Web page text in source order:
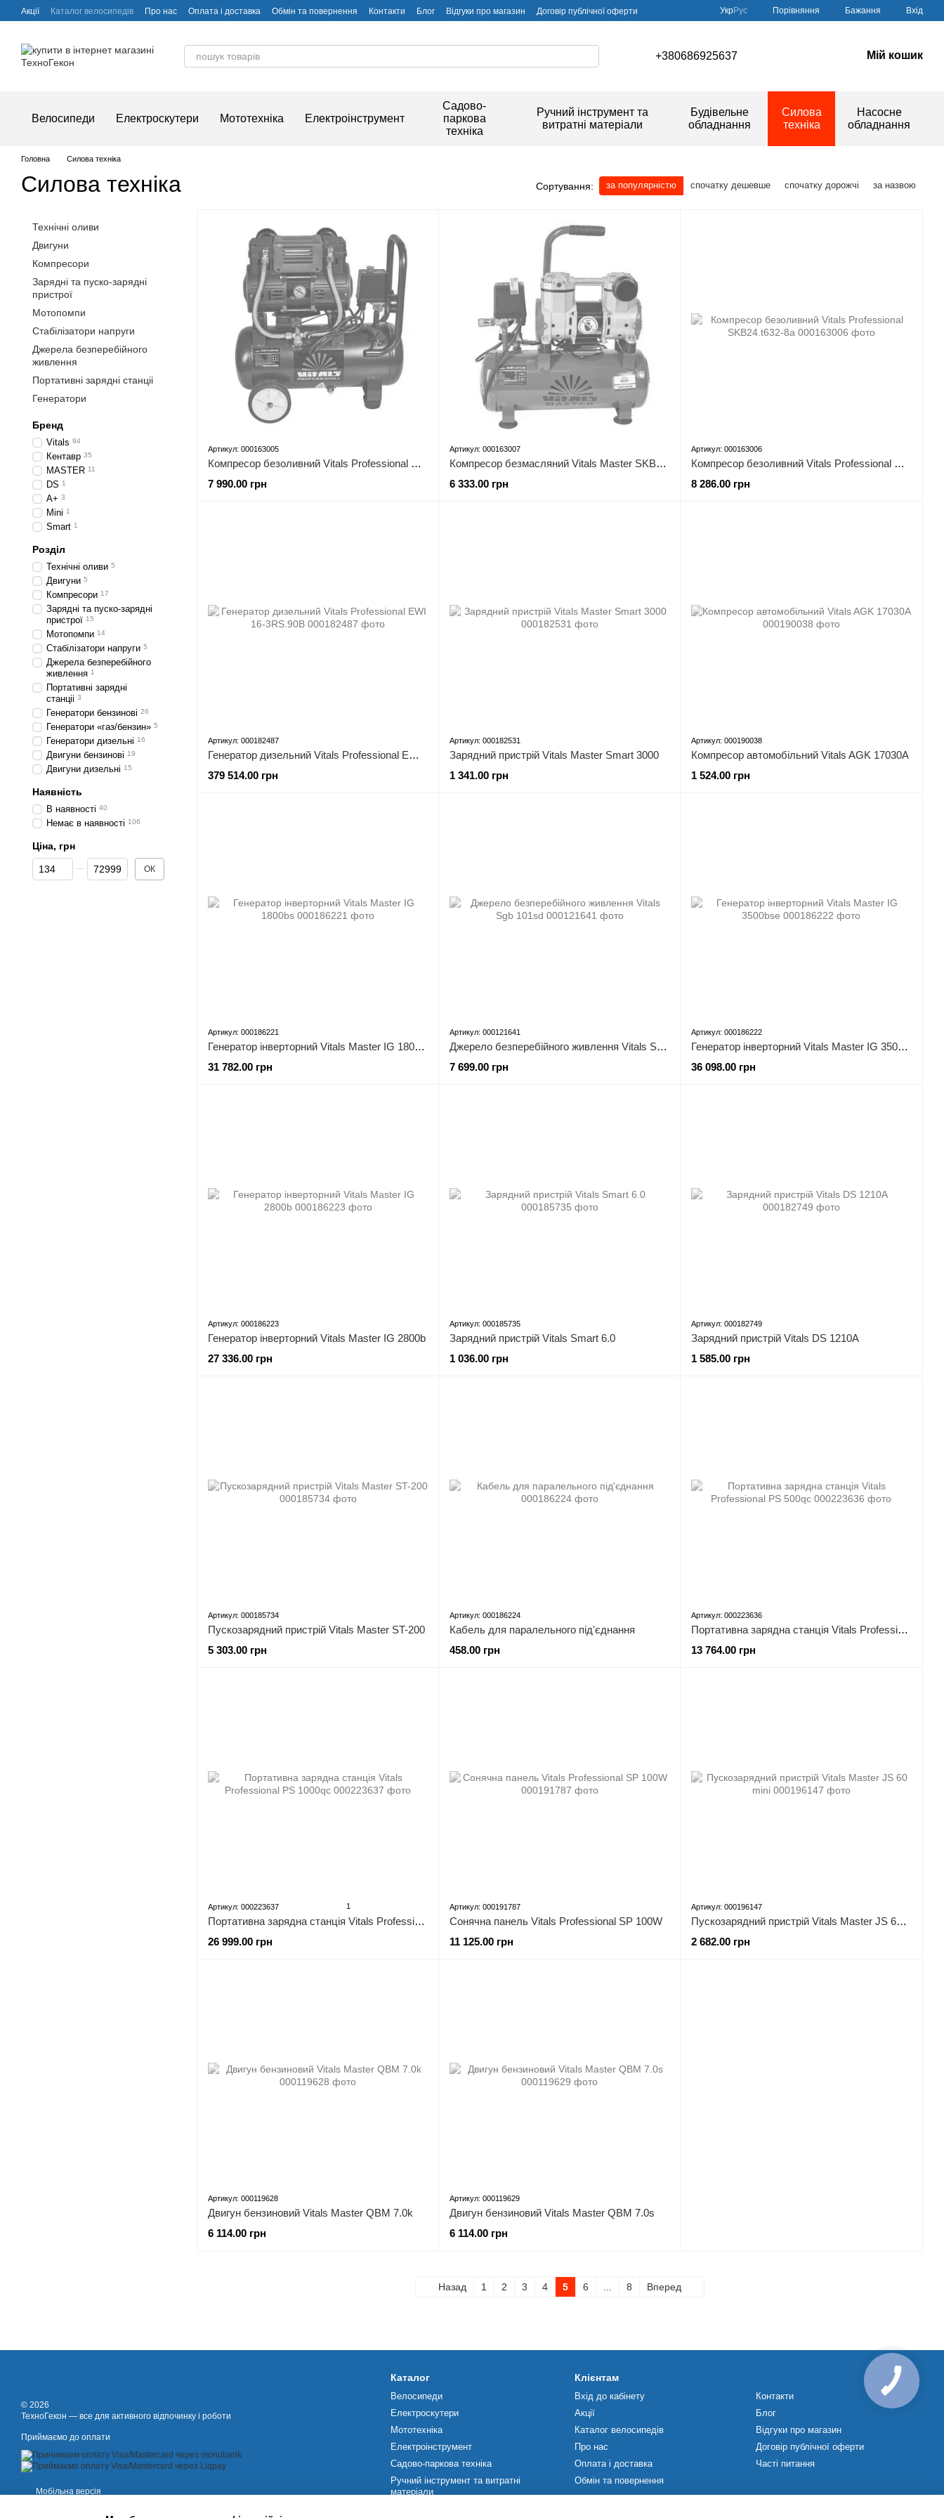
Перейти до основного контенту
Акції Каталог велосипедів Про нас Оплата і доставка Обмін та повернення Контакти Блог Відгуки про магазин
Договір публічної оферти
УкрРус Порівняння Бажання Вхід
+380686925637 Мій кошик
Велосипеди Електроскутери Мототехніка Електроінструмент
Садово-
паркова
техніка
Ручний інструмент та
витратні матеріали
Будівельне
обладнання
Силова
техніка
Насосне
обладнання
Головна Силова техніка
Силова техніка Сортування: за популярністю спочатку дешевше спочатку дорожчі за назвою
Артикул: 000163005
Компресор безоливний Vitals Professional SKB12.t632-8a
7 990.00 грн
Артикул: 000163007
Компресор безмасляний Vitals Master SKB9.t572-8a
6 333.00 грн
Артикул: 000163006
Компресор безоливний Vitals Professional SKB24.t632-8a
8 286.00 грн
Артикул: 000182487
Генератор дизельний Vitals Professional EWI 16-3RS.90B
379 514.00 грн
Артикул: 000182531
Зарядний пристрій Vitals Master Smart 3000
1 341.00 грн
Артикул: 000190038
Компресор автомобільний Vitals AGK 17030A
1 524.00 грн
Артикул: 000186221
Генератор інверторний Vitals Master IG 1800bs
31 782.00 грн
Артикул: 000121641
Джерело безперебійного живлення Vitals Sgb 101sd
7 699.00 грн
Артикул: 000186222
Генератор інверторний Vitals Master IG 3500bse
36 098.00 грн
Артикул: 000186223
Генератор інверторний Vitals Master IG 2800b
27 336.00 грн
Артикул: 000185735
Зарядний пристрій Vitals Smart 6.0
1 036.00 грн
Артикул: 000182749
Зарядний пристрій Vitals DS 1210A
1 585.00 грн
Артикул: 000185734
Пускозарядний пристрій Vitals Master ST-200
5 303.00 грн
Артикул: 000186224
Кабель для паралельного під'єднання
458.00 грн
Артикул: 000223636
Портативна зарядна станція Vitals Professional PS 500qc
13 764.00 грн
Артикул: 000223637 1
Портативна зарядна станція Vitals Professional PS 1000qc
26 999.00 грн
Артикул: 000191787
Сонячна панель Vitals Professional SP 100W
11 125.00 грн
Артикул: 000196147
Пускозарядний пристрій Vitals Master JS 60 mini
2 682.00 грн
Артикул: 000119628
Двигун бензиновий Vitals Master QBM 7.0k
6 114.00 грн
Артикул: 000119629
Двигун бензиновий Vitals Master QBM 7.0s
6 114.00 грн
Назад 1 2 3 4 5 6 8 Вперед
Технічні оливи
Двигуни
Компресори
Зарядні та пуско-зарядні
пристрої
Мотопомпи
Стабілізатори напруги
Джерела безперебійного
живлення
Портативні зарядні станціі
Генератори
Бренд
Vitals 94
Кентавр 35
MASTER 11
DS 1
A+ 3
Mini 1
Smart 1
Розділ
Технічні оливи 5
Двигуни 5
Компресори 17
Зарядні та пуско-зарядні
пристрої 15
Мотопомпи 14
Стабілізатори напруги 5
Джерела безперебійного
живлення 1
Портативні зарядні
станціі 3
Генератори бензинові 26
Генератори «газ/бензин» 5
Генератори дизельні 16
Двигуни бензинові 19
Двигуни дизельні 15
Наявність
В наявності 40
Немає в наявності 106
Ціна, грн
Від Ціна, грн
До Ціна, грн ОК
© 2026
ТехноГекон — все для активного відпочинку і роботи
Приймаємо до оплати
Мобільна версія
Каталог
Велосипеди
Електроскутери
Мототехніка
Електроінструмент
Садово-паркова техніка
Ручний інструмент та витратні
матеріали
Клієнтам
Вхід до кабінету
Акції
Каталог велосипедів
Про нас
Оплата і доставка
Обмін та повернення
Контакти
Блог
Відгуки про магазин
Договір публічної оферти
Часті питання